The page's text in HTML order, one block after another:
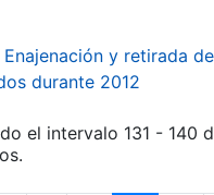
Enajenación y retirada
durante 2012
el intervalo 131 - 140